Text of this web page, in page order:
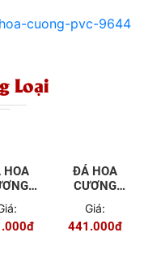
cuong-pvc-9644
Loại
HOA
- 9653
ĐÁ HOA
CƯƠNG
PVC - 9652
Giá:
441.000đ